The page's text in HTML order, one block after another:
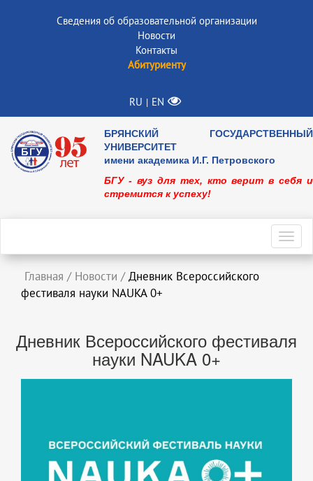
Сведения об образовательной организации
Новости
Контакты
Абитуриенту
RU | EN
БРЯНСКИЙ ГОСУДАРСТВЕННЫЙ
УНИВЕРСИТЕТ
имени академика И.Г. Петровского
БГУ - вуз для тех, кто верит в себя и
стремится к успеху!
Главная / Новости / Дневник Всероссийского
фестиваля науки NAUKA 0+
Дневник Всероссийского фестиваля
науки NAUKA 0+